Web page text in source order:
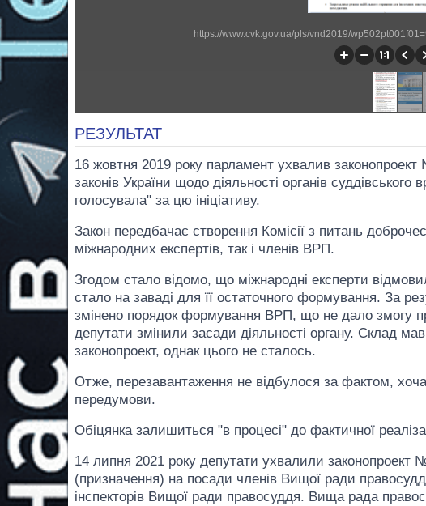
https://www.cvk.gov.ua/pls/vnd2019/
РЕЗУЛЬТАТ
16 жовтня 2019 року парламент ухвалив
законів України щодо діяльності органів
голосувала" за цю ініціативу.
Закон передбачає створення Комісії з питань
міжнародних експертів, так і членів ВРП.
Згодом стало відомо, що міжнародні експерти
стало на заваді для її остаточного формування. За
змінено порядок формування ВРП, що не дало змогу
депутати змінили засади діяльності органу. Склад
законопроект, однак цього не сталось.
Отже, перезавантаження не відбулося за фактом,
передумови.
Обіцянка залишиться "в процесі" до фактичної
14 липня 2021 року депутати ухвалили законопроект
(призначення) на посади членів Вищої ради
інспекторів Вищої ради правосуддя. Вища рада